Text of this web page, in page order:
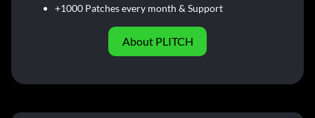
+1000 Patches every month & Support
About PLITCH